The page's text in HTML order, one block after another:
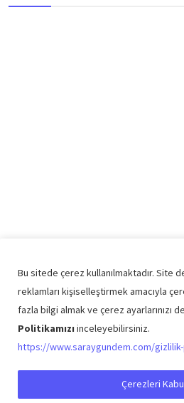
Copyright © 2026 Saray Gündem Tüm Hakları
Künye Şartlar ve Koşullar Gizlilik
Bu sitede çerez kullanılmaktadır. Site
reklamları kişiselleştirmek amacıyla
fazla bilgi almak ve çerez ayarlarınızı
Politikamızı inceleyebilirsiniz.
https://www.saraygundem.com/
Çerezleri